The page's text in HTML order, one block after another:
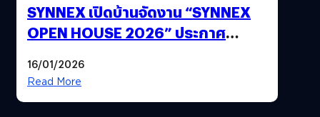
SYNNEX เปิดบ้านจัดงาน “SYNNEX
OPEN HOUSE 2026” ประกาศ
ได้ 53,000 ล้านบาท
16/01/2026
Read More